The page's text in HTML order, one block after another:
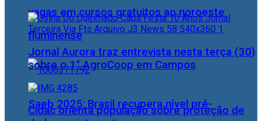
vagas em cursos gratuitos ao noroeste
fluminense
Saeb 2025: Brasil recupera nível pré-
Jornal Aurora traz entrevista nesta terça (30)
sobre o 1° AgroCoop em Campos
Cidac orienta população sobre proteção de